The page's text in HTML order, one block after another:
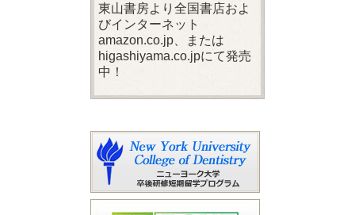
東山書房より全国書店およ
びインターネット
amazon.co.jp、または
higashiyama.co.jpにて発売
中！